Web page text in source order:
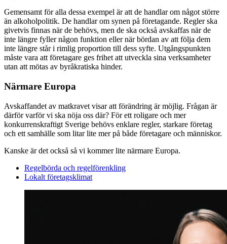
Gemensamt för alla dessa exempel är att de handlar om något större
än alkoholpolitik. De handlar om synen på företagande. Regler ska
givetvis finnas när de behövs, men de ska också avskaffas när de
inte längre fyller någon funktion eller när bördan av att följa dem
inte längre står i rimlig proportion till dess syfte. Utgångspunkten
måste vara att företagare ges frihet att utveckla sina verksamheter
utan att mötas av byråkratiska hinder.
Närmare Europa
Avskaffandet av matkravet visar att förändring är möjlig. Frågan är
därför varför vi ska nöja oss där? För ett roligare och mer
konkurrenskraftigt Sverige behövs enklare regler, starkare företag
och ett samhälle som litar lite mer på både företagare och människor.
Kanske är det också så vi kommer lite närmare Europa.
Regelbörda och regelförenkling
Lokalt företagsklimat